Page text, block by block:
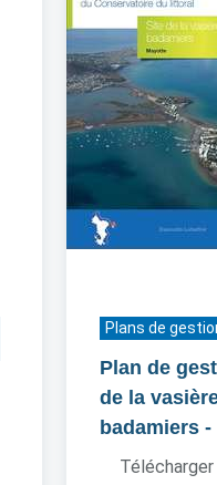
Plans de
Plan de
de la
badamiers -